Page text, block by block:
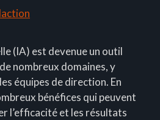
(IA) est devenue un outil
nombreux domaines, y
équipes de direction. En
bénéfices qui peuvent
l’efficacité et les résultats